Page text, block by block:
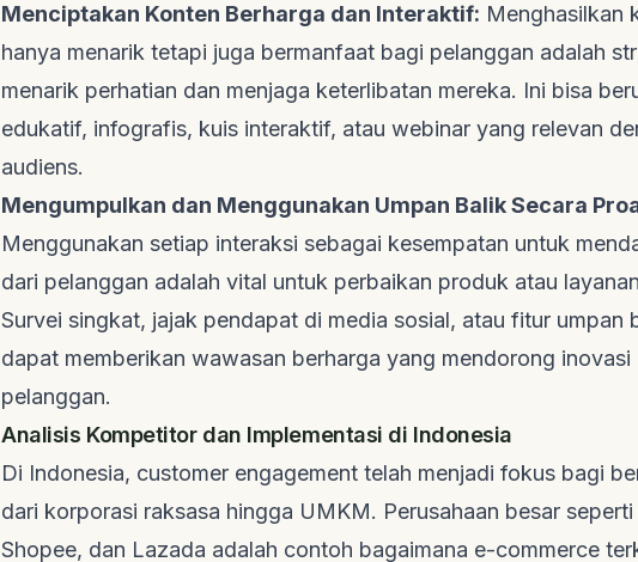
Menciptakan Konten Berharga dan Interaktif: Menghasilkan
hanya menarik tetapi juga bermanfaat bagi pelanggan adalah
menarik perhatian dan menjaga keterlibatan mereka. Ini bisa
edukatif, infografis, kuis interaktif, atau webinar yang relevan
audiens.
Mengumpulkan dan Menggunakan Umpan Balik Secara
Menggunakan setiap interaksi sebagai kesempatan untuk
dari pelanggan adalah vital untuk perbaikan produk atau
Survei singkat, jajak pendapat di media sosial, atau fitur umpan
dapat memberikan wawasan berharga yang mendorong inovasi
pelanggan.
Analisis Kompetitor dan Implementasi di Indonesia
Di Indonesia, customer engagement telah menjadi fokus bagi
dari korporasi raksasa hingga UMKM. Perusahaan besar
Shopee, dan Lazada adalah contoh bagaimana e-commerce